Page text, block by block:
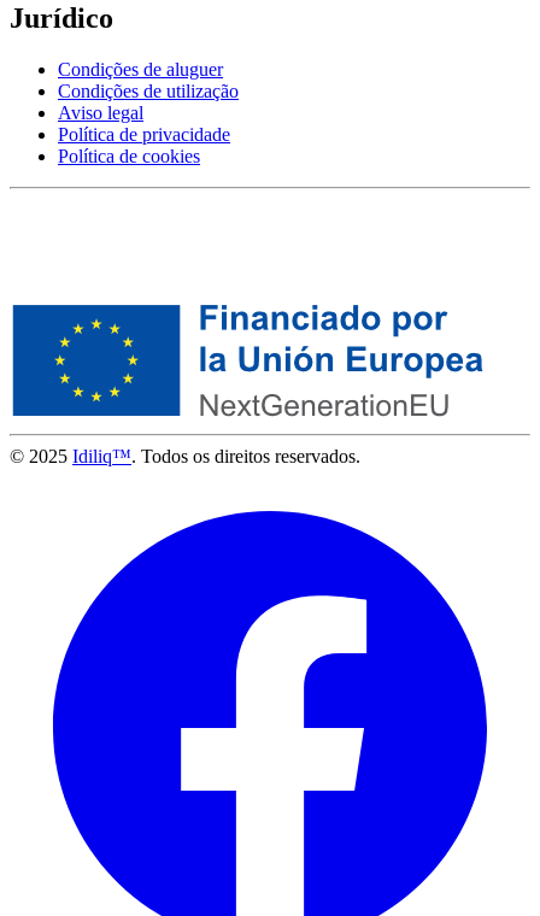
Jurídico
Condições de aluguer
Condições de utilização
Aviso legal
Política de privacidade
Política de cookies
© 2025 Idiliq™. Todos os direitos reservados.